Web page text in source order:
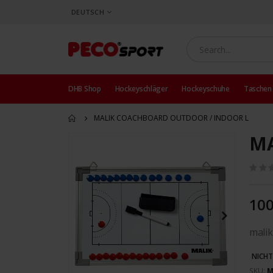
SPRACHE
DEUTSCH
DHB Shop Hockeyschläger Hockeyschuhe Taschen
MALIK COACHBOARD OUTDOOR / INDOOR L
der
Bildergalerie
springen
SKU